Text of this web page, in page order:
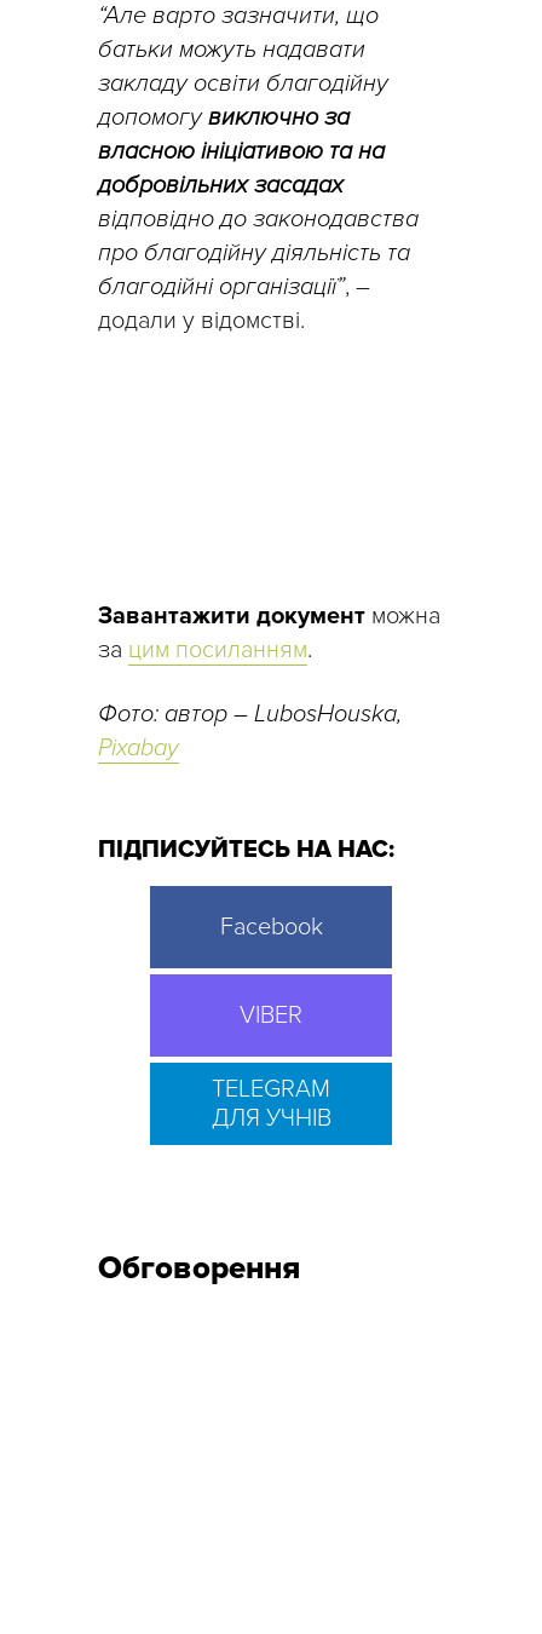
“Але варто зазначити, що
батьки можуть надавати
закладу освіти благодійну
допомогувиключно за
власною ініціативою та на
добровільних засадах
відповідно до законодавства
про благодійну діяльність та
благодійні організації”, –
додали у відомстві.
Завантажити документ можна
за цим посиланням.
Фото: автор – LubosHouska,
Pixabay
ПІДПИСУЙТЕСЬ НА НАС:
Facebook
VIBER
TELEGRAM
ДЛЯ УЧНІВ
Обговорення